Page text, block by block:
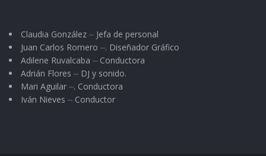
Claudia González ⏤ Jefa de personal
Juan Carlos Romero ⏤. Diseñador Gráfico
Adilene Ruvalcaba ⏤ Conductora
Adrián Flores ⏤ DJ y sonido.
Mari Aguilar ⏤. Conductora
Iván Nieves ⏤ Conductor